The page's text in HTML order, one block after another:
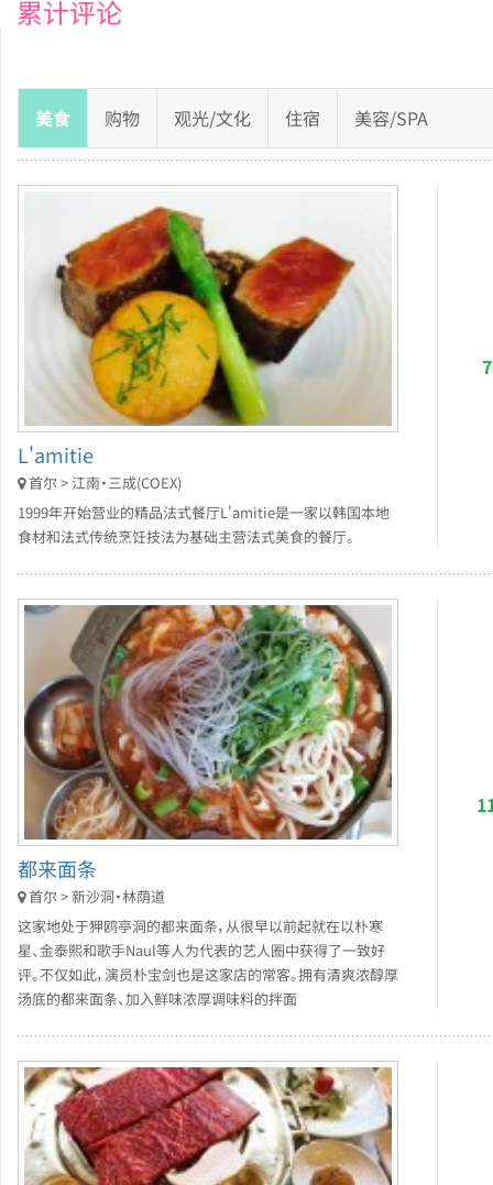
累计评论
美食 购物 观光/文化 住宿 美容/SPA
L'amitie
首尔 > 江南・三成(COEX)
1999年开始营业的精品法式餐厅L'amitie是一家以韩国本地
食材和法式传统烹饪技法为基础主营法式美食的餐厅。
都来面条
首尔 > 新沙洞・林荫道
这家地处于狎鸥亭洞的都来面条，从很早以前起就在以朴寒
星、金泰熙和歌手Naul等人为代表的艺人圈中获得了一致好
评。不仅如此，演员朴宝剑也是这家店的常客。拥有清爽浓醇厚
汤底的都来面条、加入鲜味浓厚调味料的拌面